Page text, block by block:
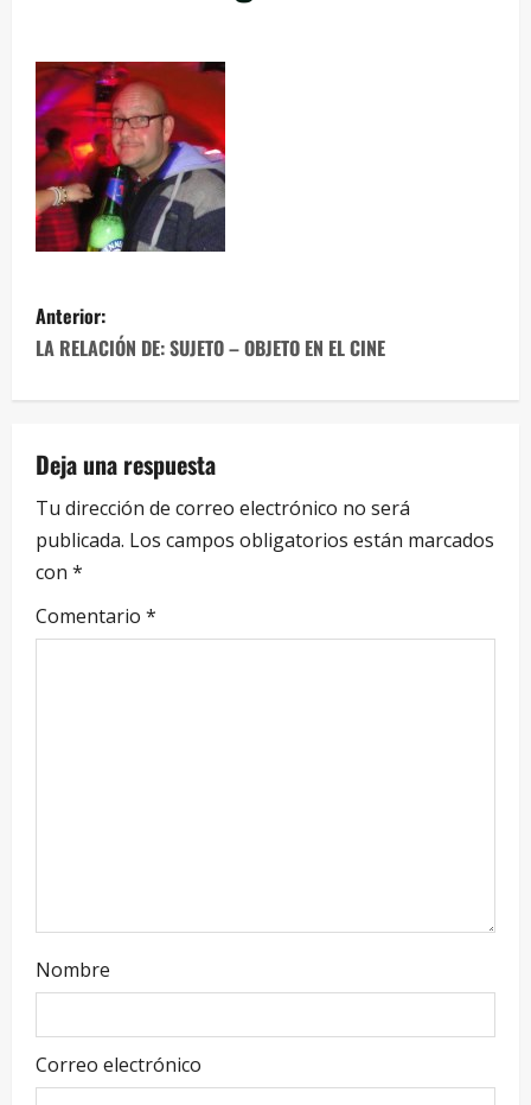
Anterior:
LA RELACIÓN DE: SUJETO – OBJETO EN EL CINE
Deja una respuesta
Tu dirección de correo electrónico no será
publicada. Los campos obligatorios están marcados
con *
Comentario *
Nombre
Correo electrónico